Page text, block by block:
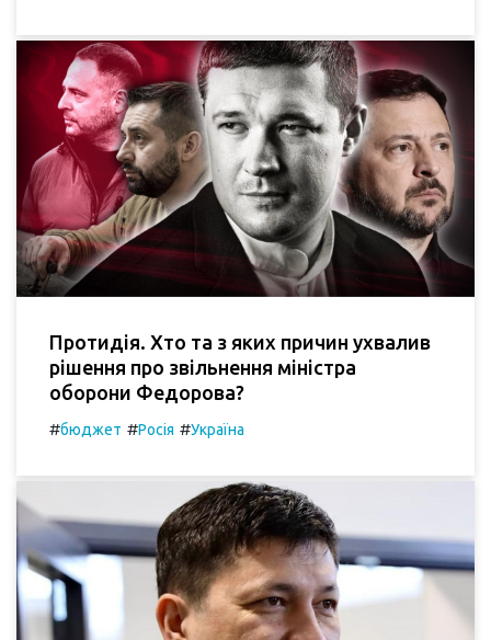
Протидія. Хто та з яких причин ухвалив
рішення про звільнення міністра
оборони Федорова?
#бюджет #Росія #Україна